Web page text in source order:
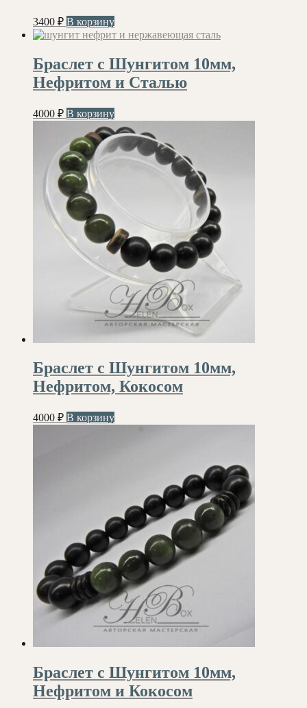
3400 ₽ В корзину
Браслет с Шунгитом 10мм,
Нефритом и Сталью
4000 ₽ В корзину
Браслет с Шунгитом 10мм,
Нефритом, Кокосом
4000 ₽ В корзину
Браслет с Шунгитом 10мм,
Нефритом и Кокосом